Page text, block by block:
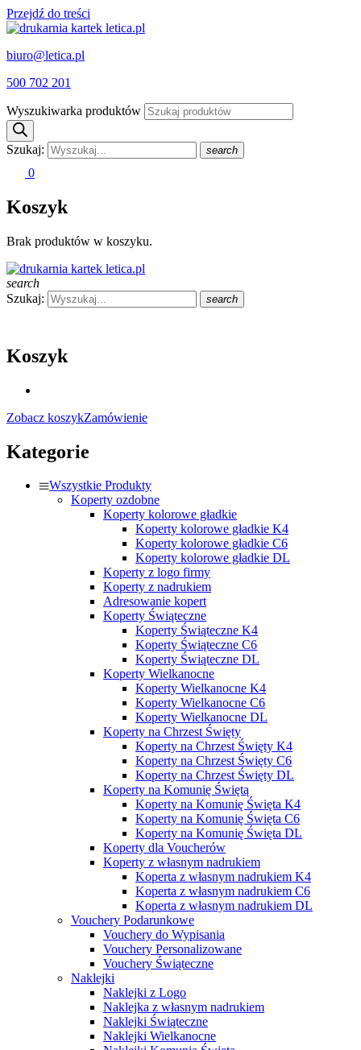
Przejdź do treści
biuro@letica.pl
500 702 201
Wyszukiwarka produktów
Szukaj: search
0
Koszyk
Brak produktów w koszyku.
search
Szukaj:
search
Koszyk
Zobacz koszykZamówienie
Kategorie
Wszystkie Produkty
Koperty ozdobne
Koperty kolorowe gładkie
Koperty kolorowe gładkie K4
Koperty kolorowe gładkie C6
Koperty kolorowe gładkie DL
Koperty z logo firmy
Koperty z nadrukiem
Adresowanie kopert
Koperty Świąteczne
Koperty Świąteczne K4
Koperty Świąteczne C6
Koperty Świąteczne DL
Koperty Wielkanocne
Koperty Wielkanocne K4
Koperty Wielkanocne C6
Koperty Wielkanocne DL
Koperty na Chrzest Święty
Koperty na Chrzest Święty K4
Koperty na Chrzest Święty C6
Koperty na Chrzest Święty DL
Koperty na Komunię Świętą
Koperty na Komunię Święta K4
Koperty na Komunię Święta C6
Koperty na Komunię Święta DL
Koperty dla Voucherów
Koperty z własnym nadrukiem
Koperta z własnym nadrukiem K4
Koperta z własnym nadrukiem C6
Koperta z własnym nadrukiem DL
Vouchery Podarunkowe
Vouchery do Wypisania
Vouchery Personalizowane
Vouchery Świąteczne
Naklejki
Naklejki z Logo
Naklejka z własnym nadrukiem
Naklejki Świąteczne
Naklejki Wielkanocne